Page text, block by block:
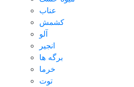
عناب
کشمش
آلو
انجیر
برگه ها
خرما
توت